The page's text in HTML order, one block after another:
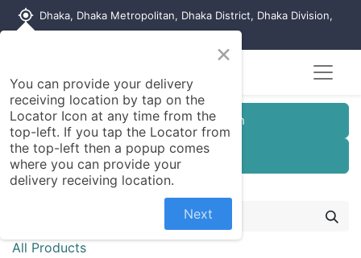
my_location Dhaka, Dhaka Metropolitan, Dhaka District, Dhaka Division,
Customer Registration
Seller Registration
All Products
×
You can provide your delivery
receiving location by tap on the
Locator Icon at any time from the
top-left. If you tap the Locator from
the top-left then a popup comes
where you can provide your
delivery receiving location.
Next